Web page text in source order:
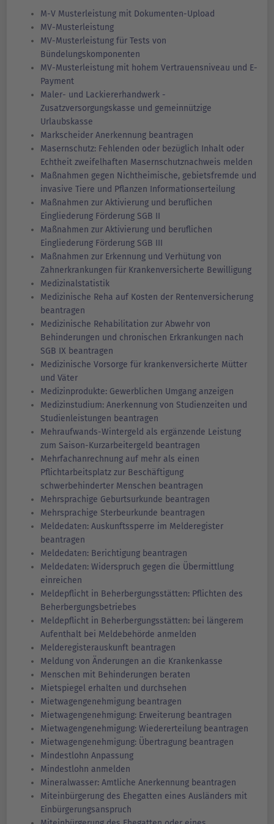
M-V Musterleistung mit Dokumenten-Upload
MV-Musterleistung
MV-Musterleistung für Tests von
Bündelungskomponenten
MV-Musterleistung mit hohem Vertrauensniveau und E-
Payment
Maler- und Lackiererhandwerk -
Zusatzversorgungskasse und gemeinnützige
Urlaubskasse
Markscheider Anerkennung beantragen
Masernschutz: Fehlenden oder bezüglich Inhalt oder
Echtheit zweifelhaften Masernschutznachweis melden
Maßnahmen gegen Nichtheimische, gebietsfremde und
invasive Tiere und Pflanzen Informationserteilung
Maßnahmen zur Aktivierung und beruflichen
Eingliederung Förderung SGB II
Maßnahmen zur Aktivierung und beruflichen
Eingliederung Förderung SGB III
Maßnahmen zur Erkennung und Verhütung von
Zahnerkrankungen für Krankenversicherte Bewilligung
Medizinalstatistik
Medizinische Reha auf Kosten der Rentenversicherung
beantragen
Medizinische Rehabilitation zur Abwehr von
Behinderungen und chronischen Erkrankungen nach
SGB IX beantragen
Medizinische Vorsorge für krankenversicherte Mütter
und Väter
Medizinprodukte: Gewerblichen Umgang anzeigen
Medizinstudium: Anerkennung von Studienzeiten und
Studienleistungen beantragen
Mehraufwands-Wintergeld als ergänzende Leistung
zum Saison-Kurzarbeitergeld beantragen
Mehrfachanrechnung auf mehr als einen
Pflichtarbeitsplatz zur Beschäftigung
schwerbehinderter Menschen beantragen
Mehrsprachige Geburtsurkunde beantragen
Mehrsprachige Sterbeurkunde beantragen
Meldedaten: Auskunftssperre im Melderegister
beantragen
Meldedaten: Berichtigung beantragen
Meldedaten: Widerspruch gegen die Übermittlung
einreichen
Meldepflicht in Beherbergungsstätten: Pflichten des
Beherbergungsbetriebes
Meldepflicht in Beherbergungsstätten: bei längerem
Aufenthalt bei Meldebehörde anmelden
Melderegisterauskunft beantragen
Meldung von Änderungen an die Krankenkasse
Menschen mit Behinderungen beraten
Mietspiegel erhalten und durchsehen
Mietwagengenehmigung beantragen
Mietwagengenehmigung: Erweiterung beantragen
Mietwagengenehmigung: Wiedererteilung beantragen
Mietwagengenehmigung: Übertragung beantragen
Mindestlohn Anpassung
Mindestlohn anmelden
Mineralwasser: Amtliche Anerkennung beantragen
Miteinbürgerung des Ehegatten eines Ausländers mit
Einbürgerungsanspruch